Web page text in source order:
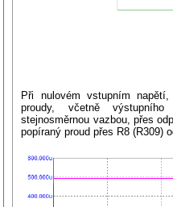
Při nulovém vstupním
proudy, včetně výstupního
stejnosměrnou vazbou, přes
popíraný proud přes R8 (R309)